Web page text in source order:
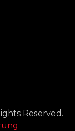
Reserved.